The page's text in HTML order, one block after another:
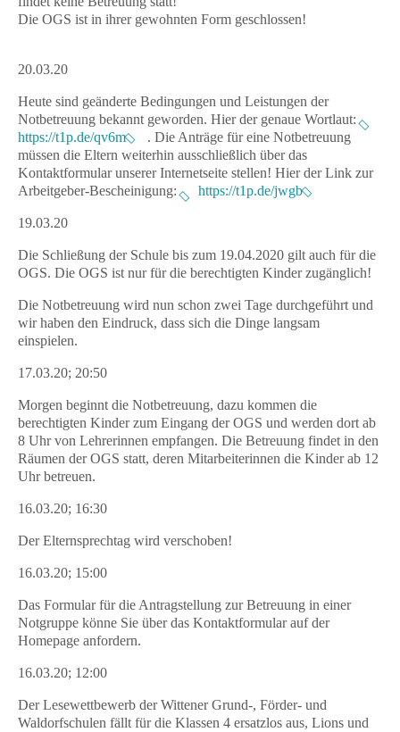
Die OGS ist in ihrer gewohnten Form geschlossen!
20.03.20
Heute sind geänderte Bedingungen und Leistungen der
Notbetreuung bekannt geworden. Hier der genaue Wortlaut:
https://t1p.de/qv6m
. Die Anträge für eine Notbetreuung
müssen die Eltern weiterhin ausschließlich über das
Kontaktformular unserer Internetseite stellen! Hier der Link zur
Arbeitgeber-Bescheinigung:
https://t1p.de/jwgb
19.03.20
Die Schließung der Schule bis zum 19.04.2020 gilt auch für die
OGS. Die OGS ist nur für die berechtigten Kinder zugänglich!
Die Notbetreuung wird nun schon zwei Tage durchgeführt und
wir haben den Eindruck, dass sich die Dinge langsam
einspielen.
17.03.20; 20:50
Morgen beginnt die Notbetreuung, dazu kommen die
berechtigten Kinder zum Eingang der OGS und werden dort ab
8 Uhr von Lehrerinnen empfangen. Die Betreuung findet in den
Räumen der OGS statt, deren Mitarbeiterinnen die Kinder ab 12
Uhr betreuen.
16.03.20; 16:30
Der Elternsprechtag wird verschoben!
16.03.20; 15:00
Das Formular für die Antragstellung zur Betreuung in einer
Notgruppe könne Sie über das Kontaktformular auf der
Homepage anfordern.
16.03.20; 12:00
Der Lesewettbewerb der Wittener Grund-, Förder- und
Waldorfschulen fällt für die Klassen 4 ersatzlos aus, Lions und